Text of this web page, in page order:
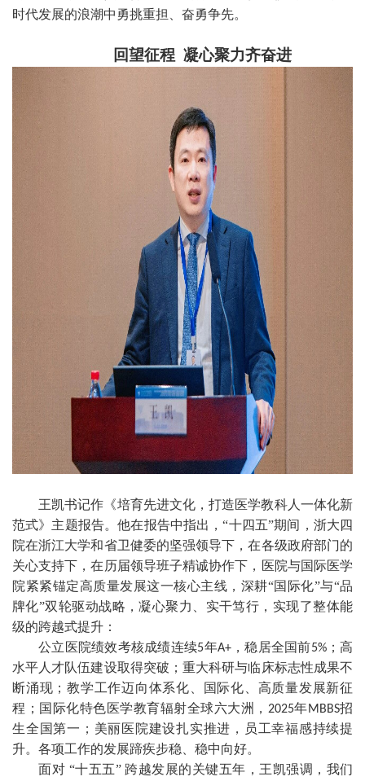
时代发展的浪潮中勇挑重担、奋勇争先。
回望征程 凝心聚力齐奋进
王凯书记作《培育先进文化，打造医学教科人一体化新
范式》主题报告。他在报告中指出，“十四五”期间，浙大四
院在浙江大学和省卫健委的坚强领导下，在各级政府部门的
关心支持下，在历届领导班子精诚协作下，医院与国际医学
院紧紧锚定高质量发展这一核心主线，深耕“国际化”与“品
牌化”双轮驱动战略，凝心聚力、实干笃行，实现了整体能
级的跨越式提升：
公立医院绩效考核成绩连续5年A+，稳居全国前5%；高
水平人才队伍建设取得突破；重大科研与临床标志性成果不
断涌现；教学工作迈向体系化、国际化、高质量发展新征
程；国际化特色医学教育辐射全球六大洲， 2025年MBBS招
生全国第一；美丽医院建设扎实推进，员工幸福感持续提
升。各项工作的发展蹄疾步稳、稳中向好。
面对 “十五五” 跨越发展的关键五年，王凯强调，我们